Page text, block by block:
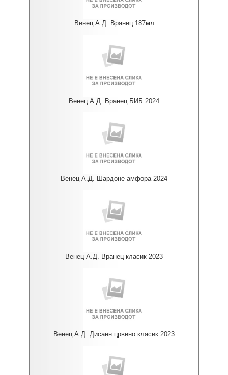
Венец А.Д. Вранец 187мл
Венец А.Д. Вранец БИБ 2024
Венец А.Д. Шардоне амфора 2024
Венец А.Д. Вранец класик 2023
Венец А.Д. Дисанн црвено класик 2023